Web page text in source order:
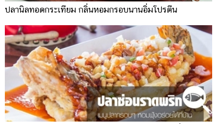
ปลานิลทอดกระเทียม กลิ่นหอมกรอบนานอิ่มโปรตีน